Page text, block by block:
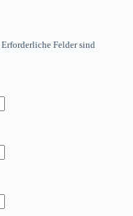
Erforderliche Felder sind